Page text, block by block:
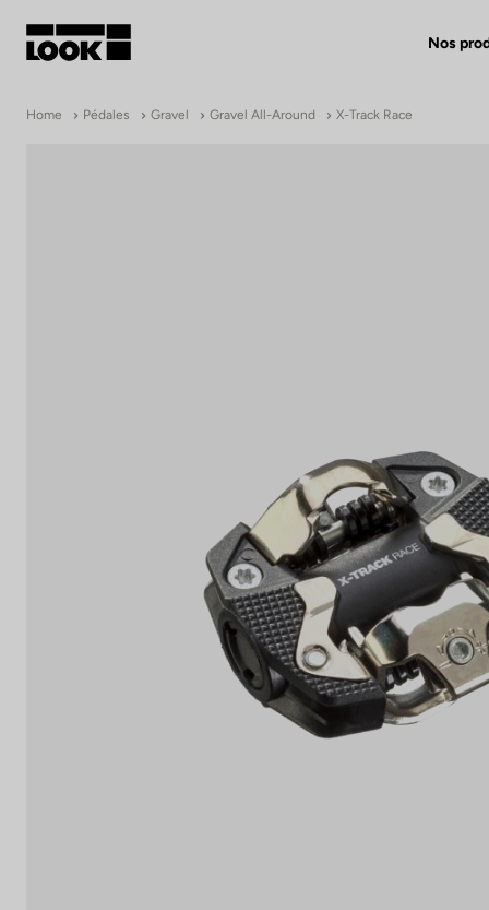
Nos
Home Pédales Gravel Gravel All-Around X-Track Race